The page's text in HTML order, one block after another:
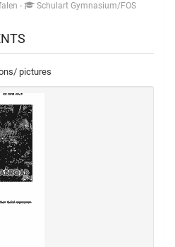
- Schulart Gymnasium/FOS
pictures